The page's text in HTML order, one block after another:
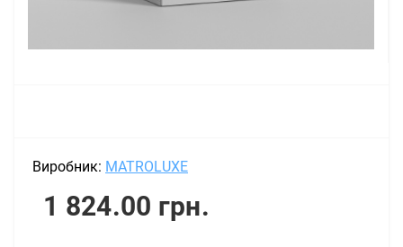
Виробник: MATROLUXE
1 824.00 грн.